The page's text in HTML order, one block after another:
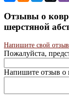
Отзывы о
шерстяной
Напишите свой
Пожалуйста,
Напишите отзыв